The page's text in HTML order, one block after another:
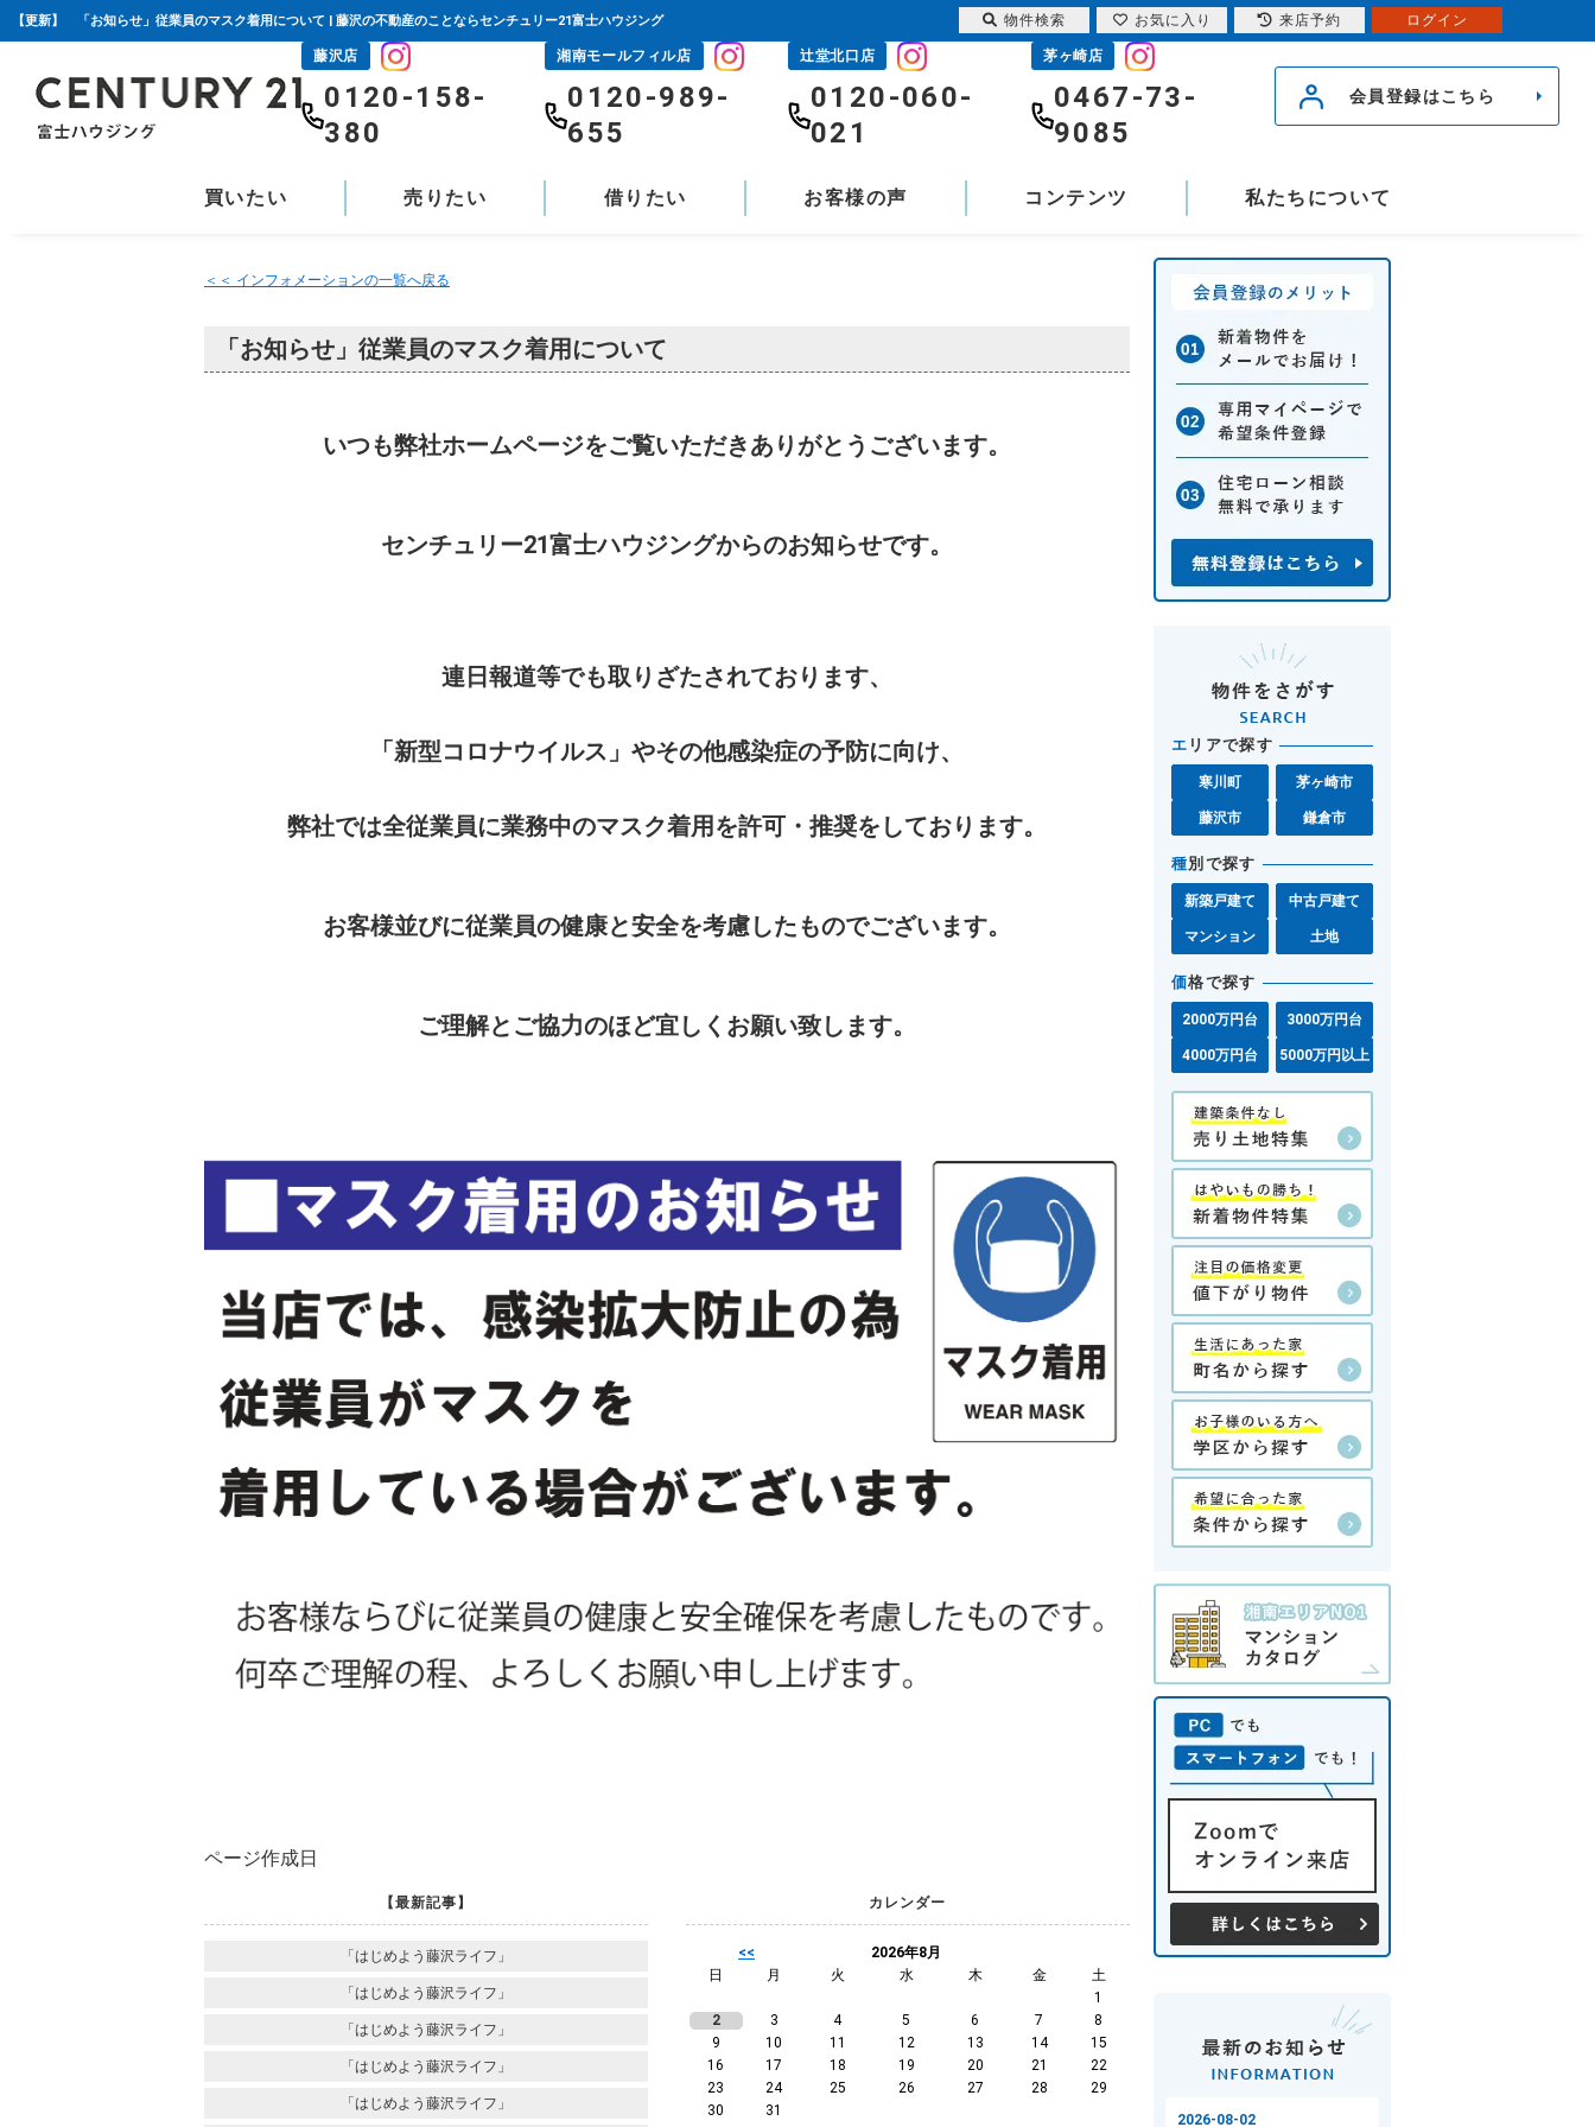
【更新】 「お知らせ」従業員のマスク着用について | 藤沢の不動産のことならセンチュリー21富士ハウジング
藤沢店
0120-158-
380
湘南モールフィル店
0120-989-
655
辻堂北口店
0120-060-
021
茅ヶ崎店
0467-73-
9085
会員登録はこちら
買いたい 売りたい 借りたい お客様の声 コンテンツ 私たちについて
＜＜ インフォメーションの一覧へ戻る
「お知らせ」従業員のマスク着用について
いつも弊社ホームページをご覧いただきありがとうございます。
センチュリー21富士ハウジングからのお知らせです。
連日報道等でも取りざたされております、
「新型コロナウイルス」やその他感染症の予防に向け、
弊社では全従業員に業務中のマスク着用を許可・推奨をしております。
お客様並びに従業員の健康と安全を考慮したものでございます。
ご理解とご協力のほど宜しくお願い致します。
ページ作成日
【最新記事】
「はじめよう藤沢ライフ」
「はじめよう藤沢ライフ」
「はじめよう藤沢ライフ」
「はじめよう藤沢ライフ」
「はじめよう藤沢ライフ」
カレンダー
<<
2026年8月
日
月 火 水 木 金
土
1
2
3 4 5 6 7
8
9
10 11 12 13 14
15
16
17 18 19 20 21
22
23
24 25 26 27 28
29
30
31
エ リアで探す
寒川町 茅ヶ崎市
藤沢市 鎌倉市
種別で探す
新築戸建て 中古戸建て
マンション 土地
価格で探す
2000万円台 3000万円台
4000万円台 5000万円以上
物件検索 お気に入り 来店予約 ログイン